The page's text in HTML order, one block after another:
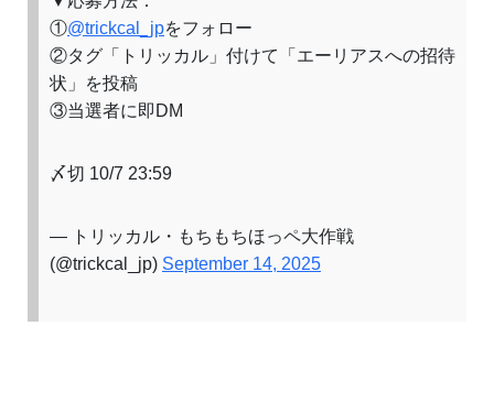
①@trickcal_jpをフォロー
②タグ「トリッカル」付けて「エーリアスへの招待
状」を投稿
③当選者に即DM
〆切 10/7 23:59
— トリッカル・もちもちほっペ大作戦
(@trickcal_jp) September 14, 2025